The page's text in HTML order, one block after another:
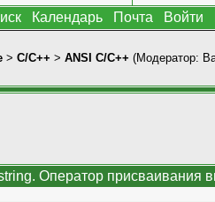
Календарь Почта Войти
> C/C++ > ANSI С/С++ (Модератор:
Оператор присваивания